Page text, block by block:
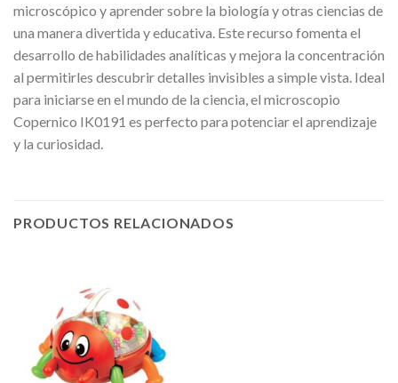
microscópico y aprender sobre la biología y otras ciencias de
una manera divertida y educativa. Este recurso fomenta el
desarrollo de habilidades analíticas y mejora la concentración
al permitirles descubrir detalles invisibles a simple vista. Ideal
para iniciarse en el mundo de la ciencia, el microscopio
Copernico IK0191 es perfecto para potenciar el aprendizaje
y la curiosidad.
PRODUCTOS RELACIONADOS